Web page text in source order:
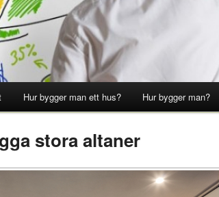
Hur bygger man ett hus? Hur bygger man?
stora altaner